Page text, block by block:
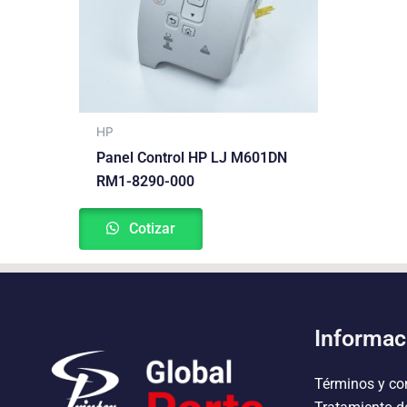
HP
Panel Control HP LJ M601DN
RM1-8290-000
Cotizar
Términos y